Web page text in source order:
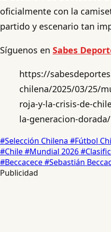
oficialmente con la
partido y escenario tan
Síguenos en Sabes
https://
chilena/2025/03/25/
roja-y-la-crisis-de-
la-generacion-dorada/
#Selección Chilena #Fútbol
#Chile#Mundial 2026
#Beccacece#Sebastián
Publicidad